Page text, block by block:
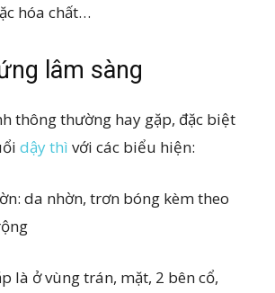
hóa chất…
lâm sàng
thông thường hay gặp, đặc biệt
dậy thì với các biểu hiện:
da nhờn, trơn bóng kèm theo
là ở vùng trán, mặt, 2 bên cổ,